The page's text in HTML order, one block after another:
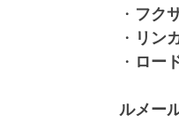
・ フク
・ リン
・ ロー
ルメー